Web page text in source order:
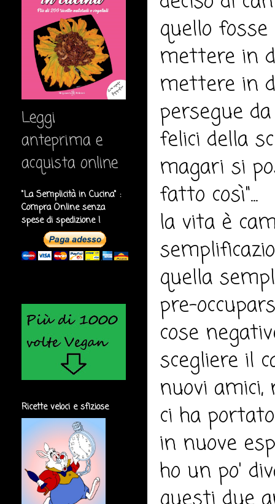
quello
mettere in
mettere in
persegue
felici della
magari si
fatto così"...
la vita è
quella
pre-
cose
scegliere il
nuovi
ci ha
in nuove
ho un po'
Leggi
anteprima e
acquista online
"La Semplicità in Cucina" :
Compra Online senza
spese di spedizione !
Ricette veloci e sfiziose